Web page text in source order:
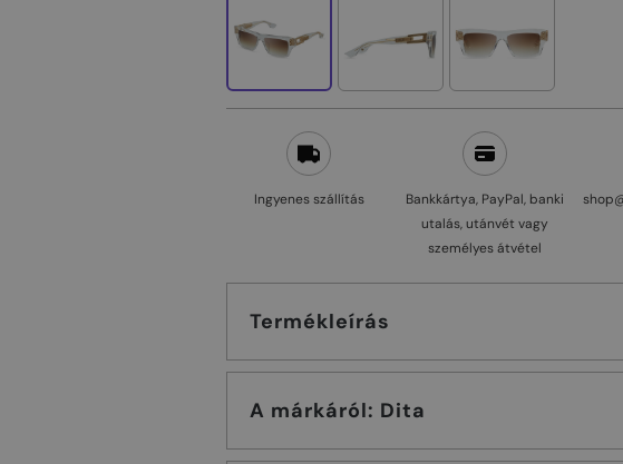
Ingyenes szállítás
Bankkártya, PayPal, banki
utalás, utánvét vagy
személyes átvétel
Termékleírás
A márkáról: Dita